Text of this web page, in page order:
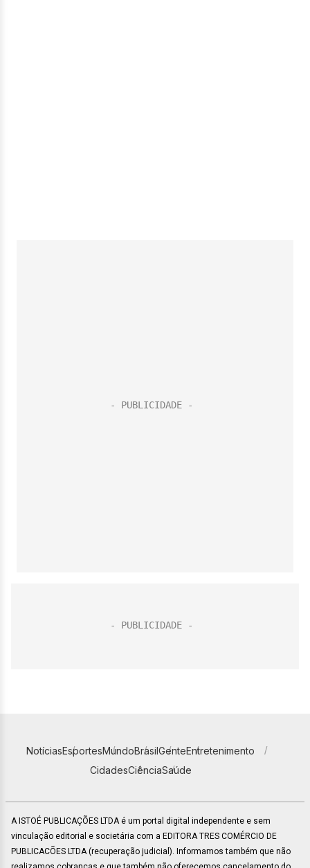
NotíciasEsportesMundoBrasilGenteEntretenimento
CidadesCiênciaSaúde
A ISTOÉ PUBLICAÇÕES LTDA é um portal digital independente e sem
vinculação editorial e societária com a EDITORA TRES COMÉRCIO DE
PUBLICACÕES LTDA (recuperação judicial). Informamos também que não